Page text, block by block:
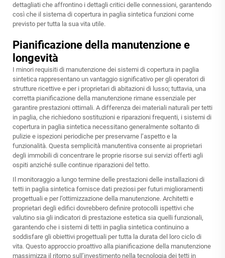
dettagliati che affrontino i dettagli critici delle connessioni, garantendo
così che il sistema di copertura in paglia sintetica funzioni come
previsto per tutta la sua vita utile.
Pianificazione della manutenzione e
longevità
I minori requisiti di manutenzione dei sistemi di copertura in paglia
sintetica rappresentano un vantaggio significativo per gli operatori di
strutture ricettive e per i proprietari di abitazioni di lusso; tuttavia, una
corretta pianificazione della manutenzione rimane essenziale per
garantire prestazioni ottimali. A differenza dei materiali naturali per tetti
in paglia, che richiedono sostituzioni e riparazioni frequenti, i sistemi di
copertura in paglia sintetica necessitano generalmente soltanto di
pulizie e ispezioni periodiche per preservarne l’aspetto e la
funzionalità. Questa semplicità manutentiva consente ai proprietari
degli immobili di concentrare le proprie risorse sui servizi offerti agli
ospiti anziché sulle continue riparazioni del tetto.
Il monitoraggio a lungo termine delle prestazioni delle installazioni di
tetti in paglia sintetica fornisce dati preziosi per futuri miglioramenti
progettuali e per l’ottimizzazione della manutenzione. Architetti e
proprietari degli edifici dovrebbero definire protocolli ispettivi che
valutino sia gli indicatori di prestazione estetica sia quelli funzionali,
garantendo che i sistemi di tetti in paglia sintetica continuino a
soddisfare gli obiettivi progettuali per tutta la durata del loro ciclo di
vita. Questo approccio proattivo alla pianificazione della manutenzione
massimizza il ritorno sull’investimento nella tecnologia dei tetti in